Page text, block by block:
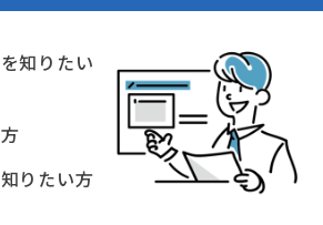
知りたい
りたい方